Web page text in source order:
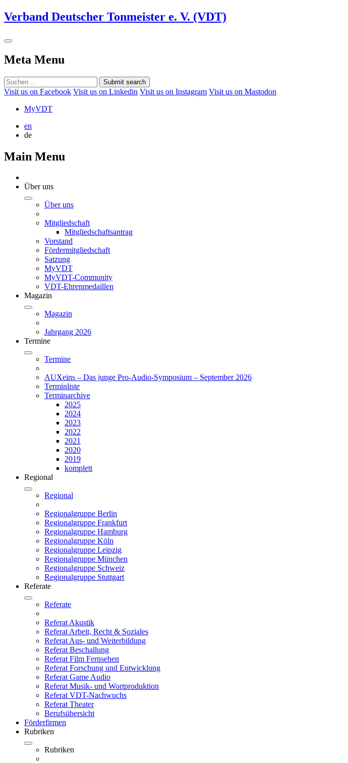
Verband Deutscher Tonmeister e. V. (VDT)
Meta Menu
Submit search
Visit us on Facebook Visit us on Linkedin Visit us on Instagram Visit us on Mastodon
MyVDT
en
de
Main Menu
Über uns
Über uns
Mitgliedschaft
Mitgliedschaftsantrag
Vorstand
Fördermitgliedschaft
Satzung
MyVDT
MyVDT-Community
VDT-Ehrenmedaillen
Magazin
Magazin
Jahrgang 2026
Termine
Termine
AUXeins – Das junge Pro-Audio-Symposium – September 2026
Terminliste
Terminarchive
2025
2024
2023
2022
2021
2020
2019
komplett
Regional
Regional
Regionalgruppe Berlin
Regionalgruppe Frankfurt
Regionalgruppe Hamburg
Regionalgruppe Köln
Regionalgruppe Leipzig
Regionalgruppe München
Regionalgruppe Schweiz
Regionalgruppe Stuttgart
Referate
Referate
Referat Akustik
Referat Arbeit, Recht & Soziales
Referat Aus- und Weiterbildung
Referat Beschallung
Referat Film Fernsehen
Referat Forschung und Entwicklung
Referat Game Audio
Referat Musik- und Wortproduktion
Referat VDT-Nachwuchs
Referat Theater
Berufsübersicht
Förderfirmen
Rubriken
Rubriken